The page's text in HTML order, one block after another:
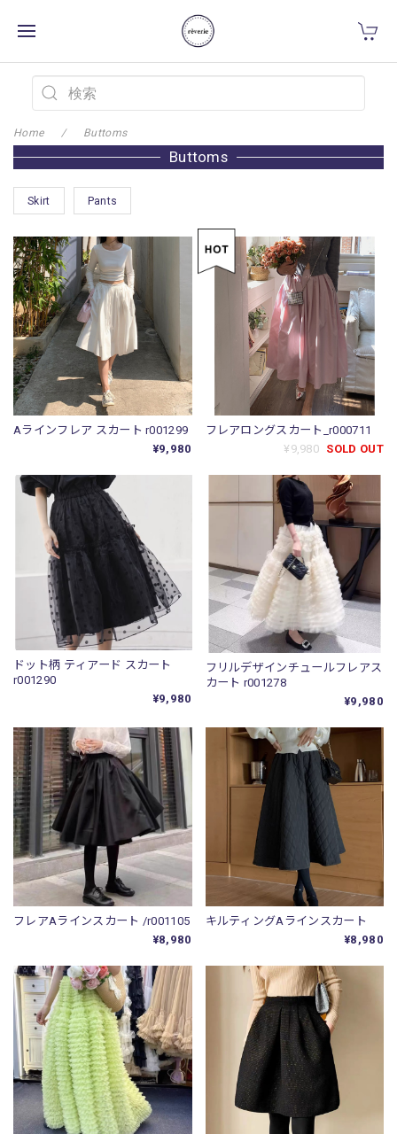
Home Buttoms
Buttoms
Skirt Pants
Aラインフレア スカート r001299
¥9,980
フレアロングスカート_r000711
¥9,980 SOLD OUT
ドット柄 ティアード スカート
r001290
¥9,980
フリルデザインチュールフレアス
カート r001278
¥9,980
フレアAラインスカート /r001105
¥8,980
キルティングAラインスカート
¥8,980